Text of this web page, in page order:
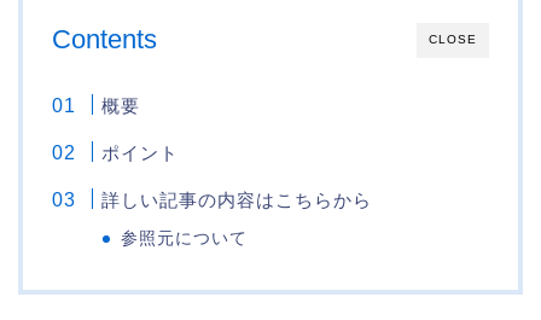
CLOSE
Contents
概要
ポイント
詳しい記事の内容はこちらから
参照元について